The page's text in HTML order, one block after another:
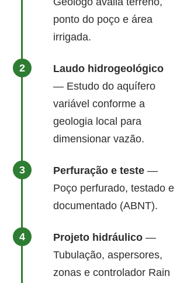
ponto do poço e área
irrigada.
Laudo hidrogeológico
— Estudo do aquífero
variável conforme a
geologia local para
dimensionar vazão.
Perfuração e teste —
Poço perfurado, testado e
documentado (ABNT).
Projeto hidráulico —
Tubulação, aspersores,
zonas e controlador Rain